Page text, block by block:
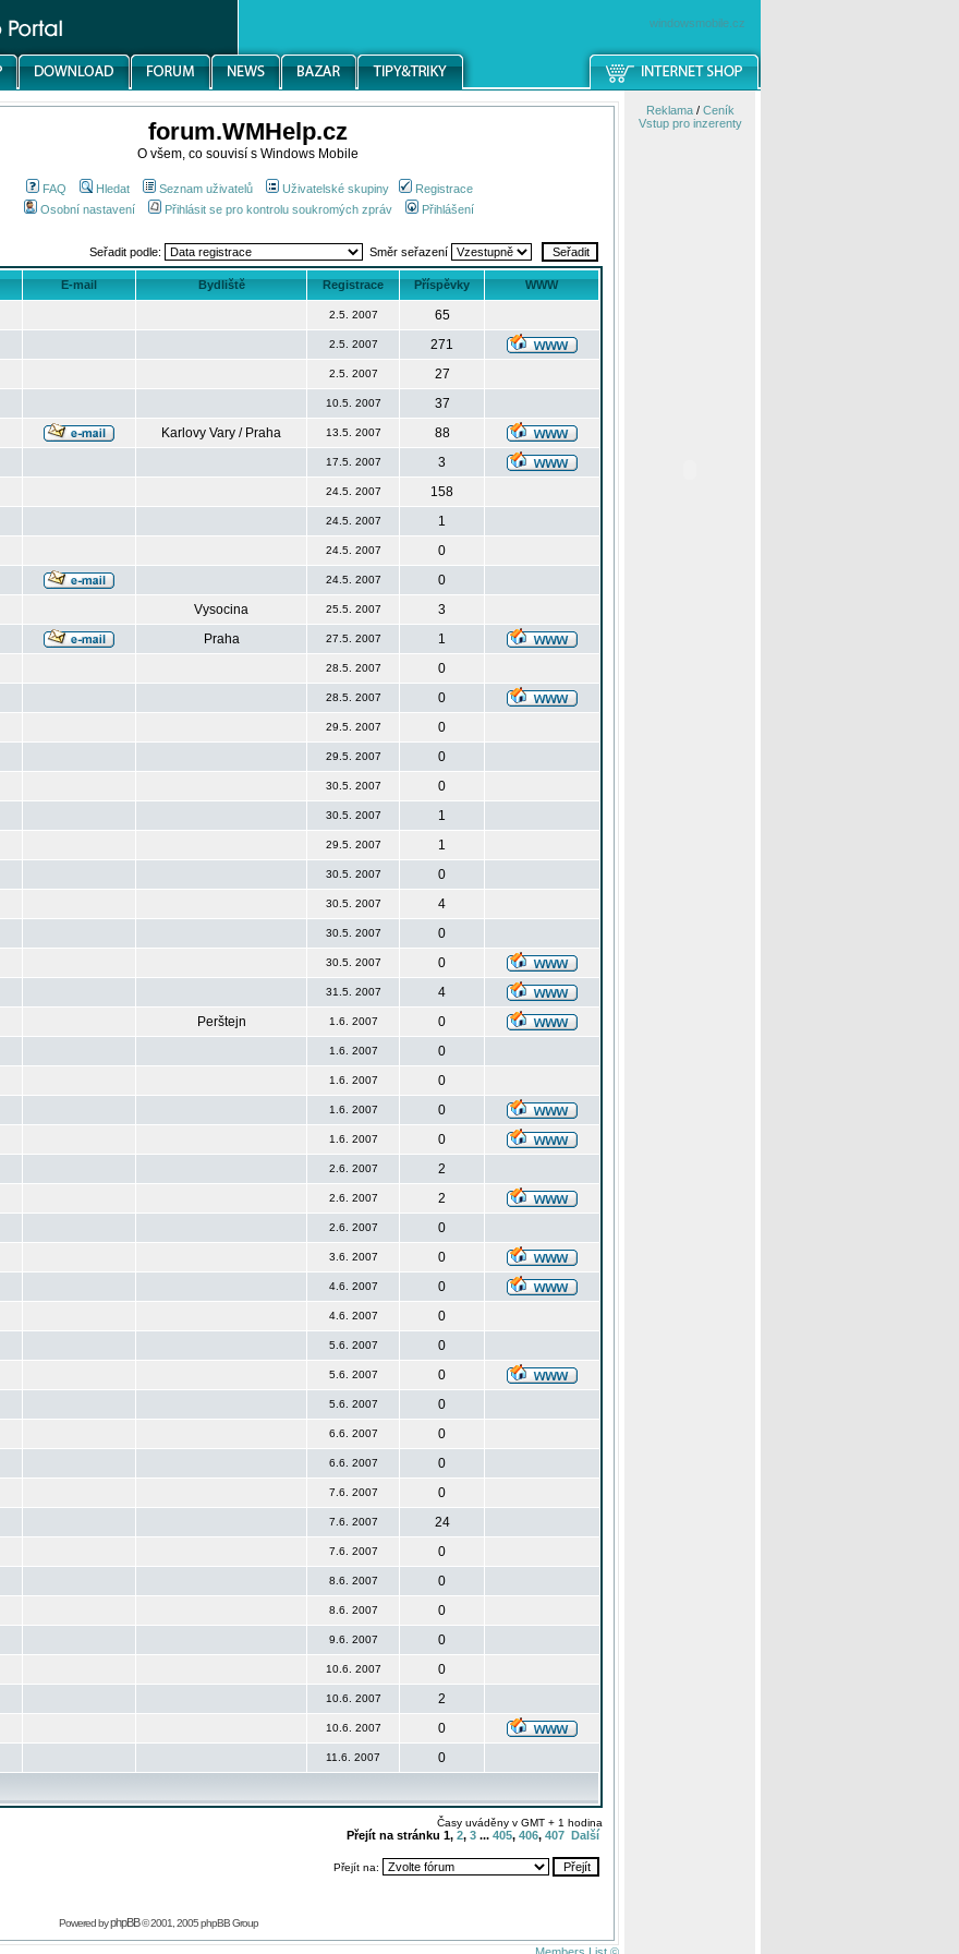
windowsmobile.cz
forum.WMHelp.cz
O všem, co souvisí s Windows Mobile
FAQ Hledat Seznam uživatelů Uživatelské skupiny
Registrace
Osobní nastavení
Přihlásit se pro kontrolu soukromých zpráv Přihlášení
Seřadit podle: Směr seřazení
E-mail Bydliště Registrace Příspěvky WWW
2.5. 2007
65
2.5. 2007
271
2.5. 2007
27
10.5. 2007
37
Karlovy Vary / Praha 13.5. 2007
88
17.5. 2007
3
24.5. 2007
158
24.5. 2007
1
24.5. 2007
0
24.5. 2007
0
Vysocina 25.5. 2007
3
Praha 27.5. 2007
1
28.5. 2007
0
28.5. 2007
0
29.5. 2007
0
29.5. 2007
0
30.5. 2007
0
30.5. 2007
1
29.5. 2007
1
30.5. 2007
0
30.5. 2007
4
30.5. 2007
0
30.5. 2007
0
31.5. 2007
4
Perštejn 1.6. 2007
0
1.6. 2007
0
1.6. 2007
0
1.6. 2007
0
1.6. 2007
0
2.6. 2007
2
2.6. 2007
2
2.6. 2007
0
3.6. 2007
0
4.6. 2007
0
4.6. 2007
0
5.6. 2007
0
5.6. 2007
0
5.6. 2007
0
6.6. 2007
0
6.6. 2007
0
7.6. 2007
0
7.6. 2007
24
7.6. 2007
0
8.6. 2007
0
8.6. 2007
0
9.6. 2007
0
10.6. 2007
0
10.6. 2007
2
10.6. 2007
0
11.6. 2007 0
Časy uváděny v GMT + 1 hodina
Přejít na stránku 1, 2, 3 ... 405, 406, 407 Další
Přejít na:
Powered byphpBB© 2001, 2005 phpBB Group
Reklama/ Ceník
Vstup pro inzerenty